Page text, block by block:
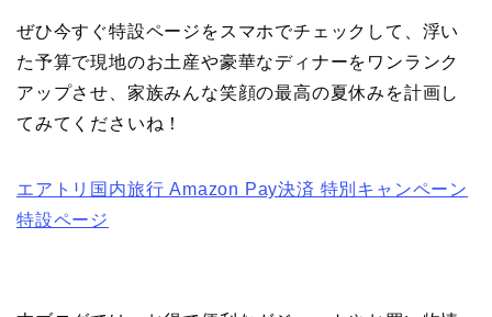
ぜひ今すぐ特設ページをスマホでチェックして、浮い
た予算で現地のお土産や豪華なディナーをワンランク
アップさせ、家族みんな笑顔の最高の夏休みを計画し
てみてくださいね！
エアトリ国内旅行 Amazon Pay決済 特別キャンペーン
特設ページ